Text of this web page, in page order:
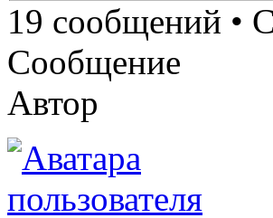
19 сообщений •
Сообщение
Автор